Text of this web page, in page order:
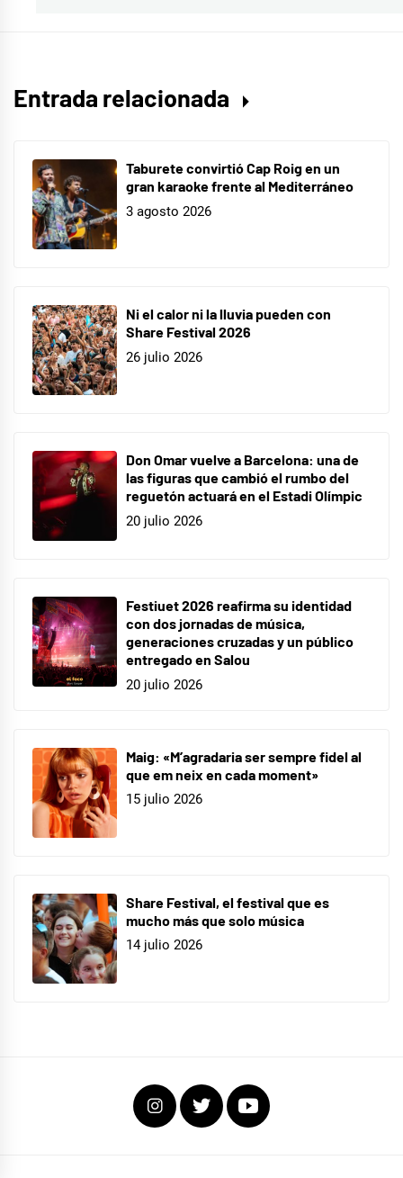
Entrada relacionada
Taburete convirtió Cap Roig en un
gran karaoke frente al Mediterráneo
3 agosto 2026
Ni el calor ni la lluvia pueden con
Share Festival 2026
26 julio 2026
Don Omar vuelve a Barcelona: una de
las figuras que cambió el rumbo del
reguetón actuará en el Estadi Olímpic
20 julio 2026
Festiuet 2026 reafirma su identidad
con dos jornadas de música,
generaciones cruzadas y un público
entregado en Salou
20 julio 2026
Maig: «M’agradaria ser sempre fidel al
que em neix en cada moment»
15 julio 2026
Share Festival, el festival que es
mucho más que solo música
14 julio 2026
InstagramTwitterYoutube